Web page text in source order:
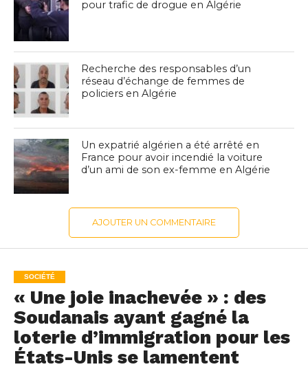
pour trafic de drogue en Algérie
Recherche des responsables d’un
réseau d’échange de femmes de
policiers en Algérie
Un expatrié algérien a été arrêté en
France pour avoir incendié la voiture
d’un ami de son ex-femme en Algérie
AJOUTER UN COMMENTAIRE
SOCIÉTÉ
« Une joie inachevée » : des
Soudanais ayant gagné la
loterie d’immigration pour les
États-Unis se lamentent